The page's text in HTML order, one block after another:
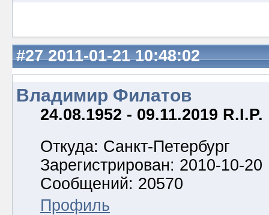
#272011-01-21 10:48:02
Владимир Филатов
24.08.1952 - 09.11.2019 R.I.P.
Откуда: Санкт-Петербург
Зарегистрирован: 2010-10-20
Сообщений: 20570
Профиль